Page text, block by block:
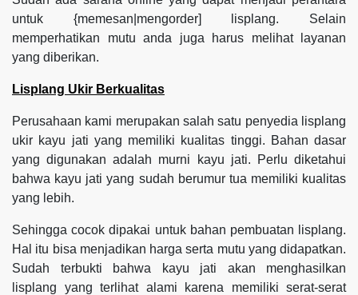
untuk {memesan|mengorder] lisplang. Selain
memperhatikan mutu anda juga harus melihat layanan
yang diberikan.
Lisplang Ukir Berkualitas
Perusahaan kami merupakan salah satu penyedia lisplang
ukir kayu jati yang memiliki kualitas tinggi. Bahan dasar
yang digunakan adalah murni kayu jati. Perlu diketahui
bahwa kayu jati yang sudah berumur tua memiliki kualitas
yang lebih.
Sehingga cocok dipakai untuk bahan pembuatan lisplang.
Hal itu bisa menjadikan harga serta mutu yang didapatkan.
Sudah terbukti bahwa kayu jati akan menghasilkan
lisplang yang terlihat alami karena memiliki serat-serat